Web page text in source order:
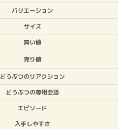
バリエーション
サイズ
買い値
売り値
どうぶつのリアクション
どうぶつの専用会話
エピソード
入手しやすさ